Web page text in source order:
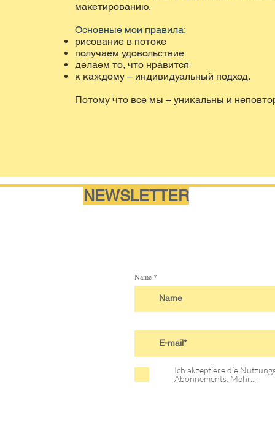
макетированию.
Основные мои правила:
рисование в потоке
получаем удовольствие
делаем то, что нравится
к каждому – индивидуальный подход.
Потому что все мы – уникальны и
NEWSLETTER
Name
Ich akzeptiere die
Abonnements. Mehr...